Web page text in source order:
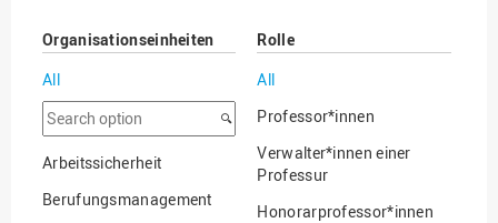
Organisationseinheiten
All
Search
option
Arbeitssicherheit
Berufungsmanagement
Rolle
All
Professor*innen
Verwalter*innen einer
Professur
Honorarprofessor*innen